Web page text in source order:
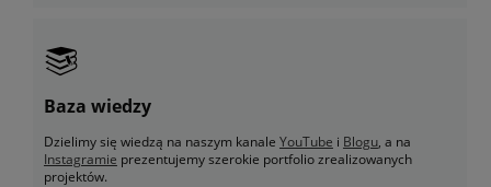
Baza wiedzy
Dzielimy się wiedzą na naszym kanale YouTube i Blogu, a na
Instagramie prezentujemy szerokie portfolio zrealizowanych
projektów.